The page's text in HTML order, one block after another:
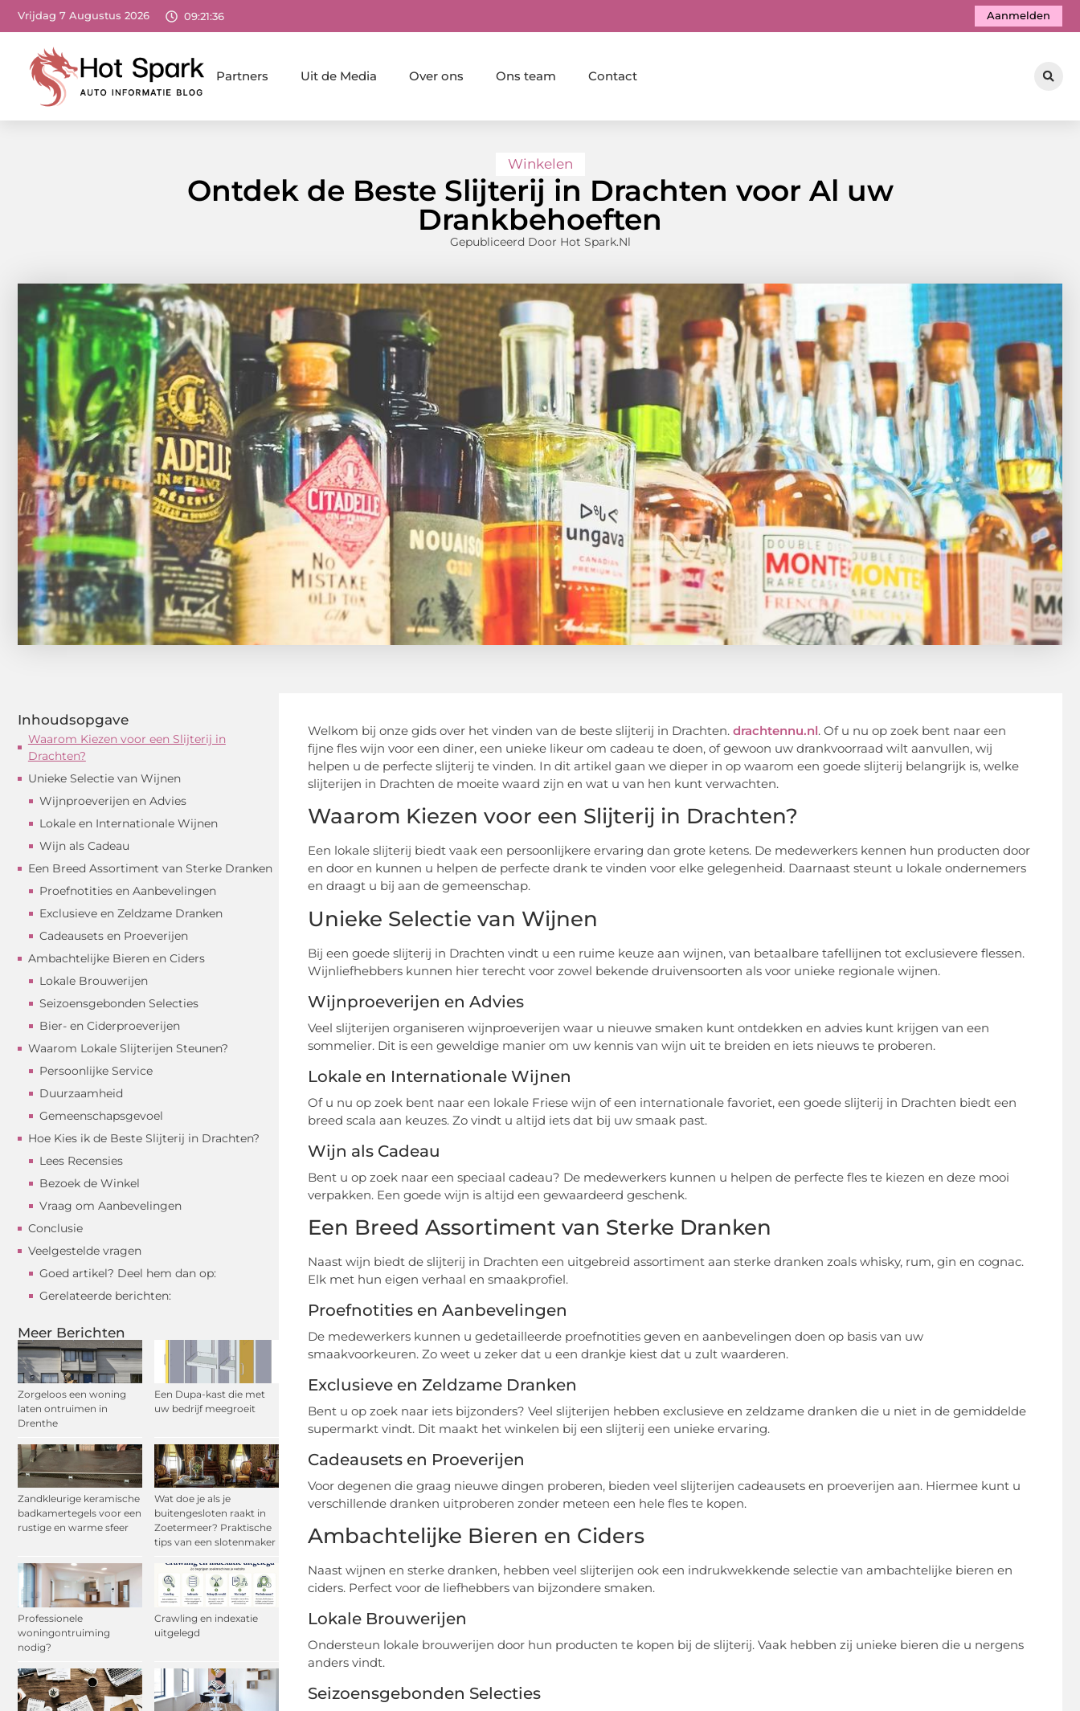
Vrijdag 7 Augustus 2026 09:21:37 Aanmelden
Partners Uit de Media Over ons Ons team Contact
Winkelen
Ontdek de Beste Slijterij in Drachten voor Al uw
Drankbehoeften
Gepubliceerd Door Hot Spark.nl
Inhoudsopgave
Waarom Kiezen voor een Slijterij in
Drachten?
Unieke Selectie van Wijnen
Wijnproeverijen en Advies
Lokale en Internationale Wijnen
Wijn als Cadeau
Een Breed Assortiment van Sterke Dranken
Proefnotities en Aanbevelingen
Exclusieve en Zeldzame Dranken
Cadeausets en Proeverijen
Ambachtelijke Bieren en Ciders
Lokale Brouwerijen
Seizoensgebonden Selecties
Bier- en Ciderproeverijen
Waarom Lokale Slijterijen Steunen?
Persoonlijke Service
Duurzaamheid
Gemeenschapsgevoel
Hoe Kies ik de Beste Slijterij in Drachten?
Lees Recensies
Bezoek de Winkel
Vraag om Aanbevelingen
Conclusie
Veelgestelde vragen
Goed artikel? Deel hem dan op:
Gerelateerde berichten:
Meer Berichten
Zorgeloos een woning
laten ontruimen in
Drenthe
Een Dupa-kast die met
uw bedrijf meegroeit
Zandkleurige keramische
badkamertegels voor een
rustige en warme sfeer
Wat doe je als je
buitengesloten raakt in
Zoetermeer? Praktische
tips van een slotenmaker
Professionele
woningontruiming
nodig?
Crawling en indexatie
uitgelegd
Welkom bij onze gids over het vinden van de beste slijterij in Drachten. drachtennu.nl. Of u nu op zoek bent naar een
fijne fles wijn voor een diner, een unieke likeur om cadeau te doen, of gewoon uw drankvoorraad wilt aanvullen, wij
helpen u de perfecte slijterij te vinden. In dit artikel gaan we dieper in op waarom een goede slijterij belangrijk is, welke
slijterijen in Drachten de moeite waard zijn en wat u van hen kunt verwachten.
Waarom Kiezen voor een Slijterij in Drachten?
Een lokale slijterij biedt vaak een persoonlijkere ervaring dan grote ketens. De medewerkers kennen hun producten door
en door en kunnen u helpen de perfecte drank te vinden voor elke gelegenheid. Daarnaast steunt u lokale ondernemers
en draagt u bij aan de gemeenschap.
Unieke Selectie van Wijnen
Bij een goede slijterij in Drachten vindt u een ruime keuze aan wijnen, van betaalbare tafellijnen tot exclusievere flessen.
Wijnliefhebbers kunnen hier terecht voor zowel bekende druivensoorten als voor unieke regionale wijnen.
Wijnproeverijen en Advies
Veel slijterijen organiseren wijnproeverijen waar u nieuwe smaken kunt ontdekken en advies kunt krijgen van een
sommelier. Dit is een geweldige manier om uw kennis van wijn uit te breiden en iets nieuws te proberen.
Lokale en Internationale Wijnen
Of u nu op zoek bent naar een lokale Friese wijn of een internationale favoriet, een goede slijterij in Drachten biedt een
breed scala aan keuzes. Zo vindt u altijd iets dat bij uw smaak past.
Wijn als Cadeau
Bent u op zoek naar een speciaal cadeau? De medewerkers kunnen u helpen de perfecte fles te kiezen en deze mooi
verpakken. Een goede wijn is altijd een gewaardeerd geschenk.
Een Breed Assortiment van Sterke Dranken
Naast wijn biedt de slijterij in Drachten een uitgebreid assortiment aan sterke dranken zoals whisky, rum, gin en cognac.
Elk met hun eigen verhaal en smaakprofiel.
Proefnotities en Aanbevelingen
De medewerkers kunnen u gedetailleerde proefnotities geven en aanbevelingen doen op basis van uw
smaakvoorkeuren. Zo weet u zeker dat u een drankje kiest dat u zult waarderen.
Exclusieve en Zeldzame Dranken
Bent u op zoek naar iets bijzonders? Veel slijterijen hebben exclusieve en zeldzame dranken die u niet in de gemiddelde
supermarkt vindt. Dit maakt het winkelen bij een slijterij een unieke ervaring.
Cadeausets en Proeverijen
Voor degenen die graag nieuwe dingen proberen, bieden veel slijterijen cadeausets en proeverijen aan. Hiermee kunt u
verschillende dranken uitproberen zonder meteen een hele fles te kopen.
Ambachtelijke Bieren en Ciders
Naast wijnen en sterke dranken, hebben veel slijterijen ook een indrukwekkende selectie van ambachtelijke bieren en
ciders. Perfect voor de liefhebbers van bijzondere smaken.
Lokale Brouwerijen
Ondersteun lokale brouwerijen door hun producten te kopen bij de slijterij. Vaak hebben zij unieke bieren die u nergens
anders vindt.
Seizoensgebonden Selecties